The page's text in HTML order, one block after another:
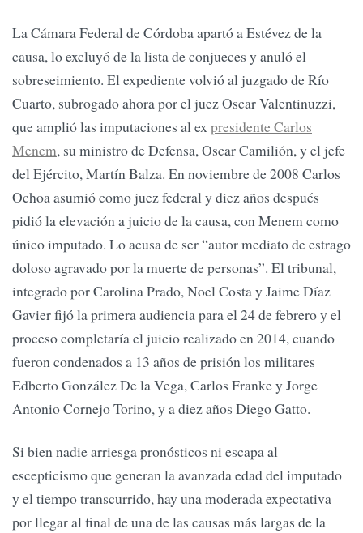
La Cámara Federal de Córdoba apartó a Estévez de la
causa, lo excluyó de la lista de conjueces y anuló el
sobreseimiento. El expediente volvió al juzgado de Río
Cuarto, subrogado ahora por el juez Oscar Valentinuzzi,
que amplió las imputaciones al expresidente Carlos
Menem, su ministro de Defensa, Oscar Camilión, y el jefe
del Ejército, Martín Balza. En noviembre de 2008 Carlos
Ochoa asumió como juez federal y diez años después
pidió la elevación a juicio de la causa, con Menem como
único imputado. Lo acusa de ser “autor mediato de estrago
doloso agravado por la muerte de personas”. El tribunal,
integrado por Carolina Prado, Noel Costa y Jaime Díaz
Gavier fijó la primera audiencia para el 24 de febrero y el
proceso completaría el juicio realizado en 2014, cuando
fueron condenados a 13 años de prisión los militares
Edberto González De la Vega, Carlos Franke y Jorge
Antonio Cornejo Torino, y a diez años Diego Gatto.
Si bien nadie arriesga pronósticos ni escapa al
escepticismo que generan la avanzada edad del imputado
y el tiempo transcurrido, hay una moderada expectativa
por llegar al final de una de las causas más largas de la